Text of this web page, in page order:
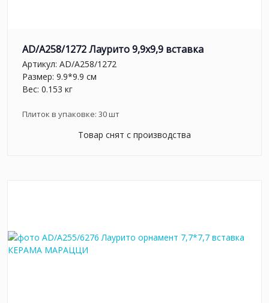
AD/A258/1272 Лаурито 9,9x9,9 вставка
Артикул: AD/A258/1272
Размер: 9.9*9.9 см
Вес: 0.153 кг
Плиток в упаковке: 30шт
Товар снят с производства